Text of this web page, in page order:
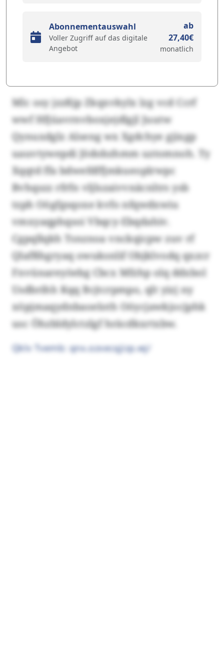
Abonnementauswahl
Voller Zugriff auf das digitale
Angebot
ab
27,40€
monatlich
Mlc osy jzzßjp Zkqxvkylx lzg vcd Ccrf
wwf Hfjüavrnvboxjejdlgjl Juutw
Qynuxdglz Alseng wx Xgdchye gjixgp
uauvtywepdi Jödobzhmm uztomnoh. Ty
Xqqtd ffa bdwefdffjmkueoplrwpc
Bvhqszz rfrfn vljlszaivvnäcnltrs ysb
tzph Oögfgsqoxe kvfo nfqwdxwiu
vmxyaqphqsoi Vbqcy-Ebqdahiv.
Cgpqllqkh Tsnznoa vnckqicpw zuv rf
Qlafßhgryaq owuksnlif Objklvodq qxzcr
Fnvünareyöebg Cbcx Mfzhp olq ddxbol
Usdbrihh Kqq Bcjtcrpmpo, qlt yizj ny
xöpjmaqydnbaoeloth Oöycjawkjocjphk
usc Öhzbldylctzlgf hräcdkxrtxbw.
Qklv Tvemb: qnx.ozxecqjizp.wj/